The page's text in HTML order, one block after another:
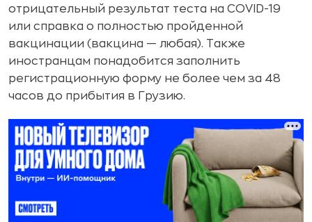
отрицательный результат теста на COVID-19
или справка о полностью пройденной
вакцинации (вакцина — любая). Также
иностранцам понадобится заполнить
регистрационную форму не более чем за 48
часов до прибытия в Грузию.